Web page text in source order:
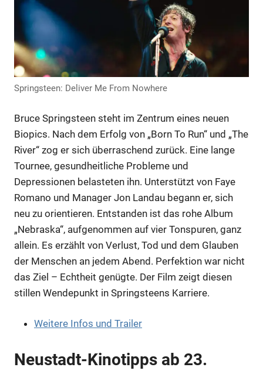
Anzeige
Anzeige
Springsteen: Deliver Me From Nowhere
Bruce Springsteen steht im Zentrum eines neuen
Biopics. Nach dem Erfolg von „Born To Run“ und „The
River“ zog er sich überraschend zurück. Eine lange
Tournee, gesundheitliche Probleme und
Depressionen belasteten ihn. Unterstützt von Faye
Romano und Manager Jon Landau begann er, sich
neu zu orientieren. Entstanden ist das rohe Album
„Nebraska“, aufgenommen auf vier Tonspuren, ganz
allein. Es erzählt von Verlust, Tod und dem Glauben
der Menschen an jedem Abend. Perfektion war nicht
das Ziel – Echtheit genügte. Der Film zeigt diesen
stillen Wendepunkt in Springsteens Karriere.
Weitere Infos und Trailer
Neustadt-Kinotipps ab 23.